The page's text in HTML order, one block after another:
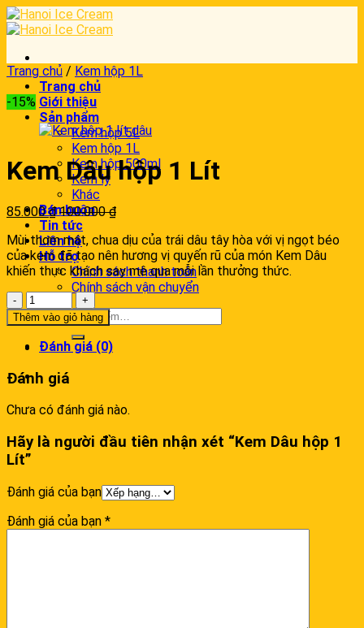
Skip
to
Trang chủ
Giới thiệu
Sản phẩm
Kem hộp 5L
Kem hộp 1L
Kem hộp 500ml
Kem ly
Khác
Bán buôn
Tin tức
Liên hệ
Hỗ trợ
Chính sách thanh toán
Chính sách vận chuyển
Trang chủ / Kem hộp 1L
-15%
Kem Dâu hộp 1 Lít
85.000₫ 100.000₫
Mùi thơm mát, chua dịu của trái dâu tây hòa với vị ngọt béo
của kem đã tạo nên hương vị quyến rũ của món Kem Dâu
khiến thực khách say mê qua mỗi lần thưởng thức.
Kem
Dâu
hộp
1
số
lượng
Thêm vào giỏ hàng
Đánh giá (0)
Đánh giá
Chưa có đánh giá nào.
Hãy là người đầu tiên nhận xét “Kem Dâu hộp 1
Lít”
Đánh giá của bạn
Đánh giá của bạn *